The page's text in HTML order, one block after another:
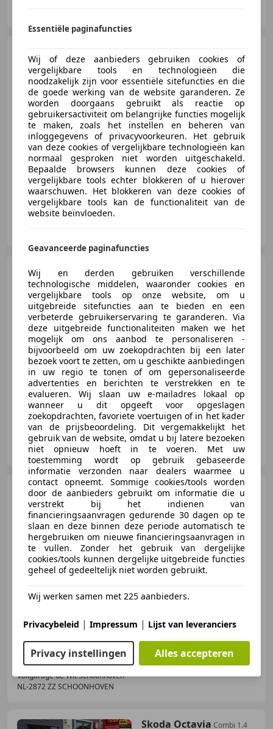
/ Cabrio / Leder /
Stoelverwarming / Elek. stoe
€ 14.750
04/1990 153.696 km Benzine 241 kW (328 PK)
Volkswagen Polo 1.4-16V
Comfortline; Automaat; Airco
€ 8.995
05/2011 107.603 km Benzine 63 kW (86 PK)
Vakgarage de Wit Schoonhoven
NL-2872 ZZ SCHOONHOVEN
Toyota Yaris 1.5 Hybrid
Aspiration / Climate control /
Bluetoot
€ 14.565
12/2017 57.662 km
Elektro/Benzine
Vakgarage de Wit Schoonhoven
NL-2872 ZZ SCHOONHOVEN
Skoda Octavia Combi 1.4
Essentiële paginafuncties
Wij of deze aanbieders gebruiken cookies of
vergelijkbare tools en technologieën die
noodzakelijk zijn voor essentiële sitefuncties en die
de goede werking van de website garanderen. Ze
worden doorgaans gebruikt als reactie op
gebruikersactiviteit om belangrijke functies mogelijk
te maken, zoals het instellen en beheren van
inloggegevens of privacyvoorkeuren. Het gebruik
van deze cookies of vergelijkbare technologieën kan
normaal gesproken niet worden uitgeschakeld.
Bepaalde browsers kunnen deze cookies of
vergelijkbare tools echter blokkeren of u hierover
waarschuwen. Het blokkeren van deze cookies of
vergelijkbare tools kan de functionaliteit van de
website beïnvloeden.
Geavanceerde paginafuncties
Wij en derden gebruiken verschillende
technologische middelen, waaronder cookies en
vergelijkbare tools op onze website, om u
uitgebreide sitefuncties aan te bieden en een
verbeterde gebruikerservaring te garanderen. Via
deze uitgebreide functionaliteiten maken we het
mogelijk om ons aanbod te personaliseren -
bijvoorbeeld om uw zoekopdrachten bij een later
bezoek voort te zetten, om u geschikte aanbiedingen
in uw regio te tonen of om gepersonaliseerde
advertenties en berichten te verstrekken en te
evalueren. Wij slaan uw e-mailadres lokaal op
wanneer u dit opgeeft voor opgeslagen
zoekopdrachten, favoriete voertuigen of in het kader
van de prijsbeoordeling. Dit vergemakkelijkt het
gebruik van de website, omdat u bij latere bezoeken
niet opnieuw hoeft in te voeren. Met uw
toestemming wordt op gebruik gebaseerde
informatie verzonden naar dealers waarmee u
contact opneemt. Sommige cookies/tools worden
door de aanbieders gebruikt om informatie die u
verstrekt bij het indienen van
financieringsaanvragen gedurende 30 dagen op te
slaan en deze binnen deze periode automatisch te
hergebruiken om nieuwe financieringsaanvragen in
te vullen. Zonder het gebruik van dergelijke
cookies/tools kunnen dergelijke uitgebreide functies
geheel of gedeeltelijk niet worden gebruikt.
Wij werken samen met 225 aanbieders.
Privacybeleid | Impressum | Lijst van leveranciers
Privacy instellingen Alles accepteren